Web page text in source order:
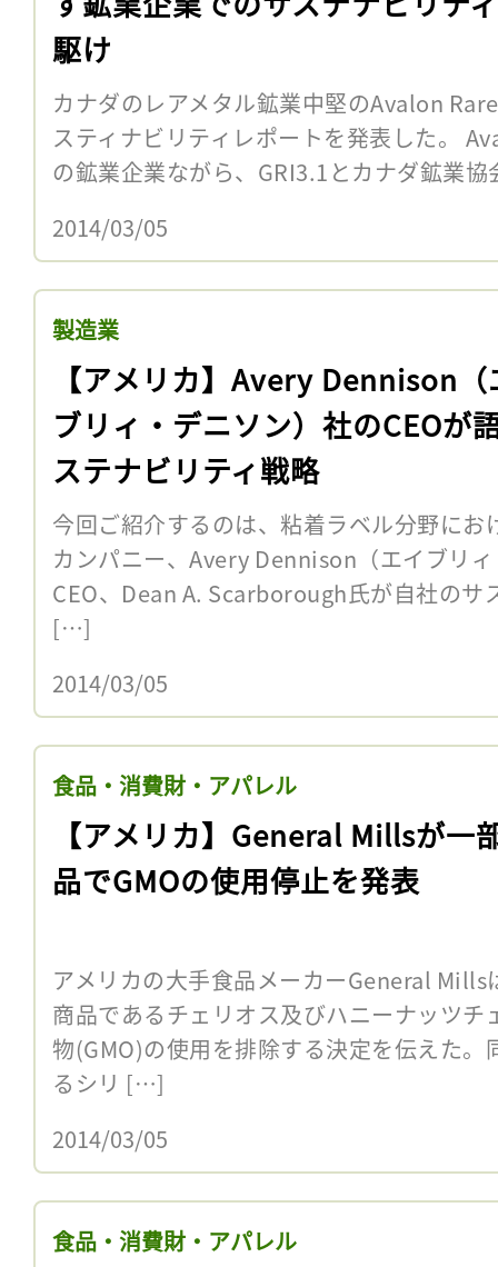
駆け
カナダのレアメタル鉱業中堅のAvalon
スティナビリティレポートを発表した。
の鉱業企業ながら、GRI3.1とカナダ鉱業
2014/03/05
製造業
【アメリカ】Avery Dennison（
ブリィ・デニソン）社のCEOが
ステナビリティ戦略
今回ご紹介するのは、粘着ラベル分野にお
カンパニー、Avery Dennison（エイブリ
CEO、Dean A. Scarborough氏が自社のサ
[…]
2014/03/05
食品・消費財・アパレル
【アメリカ】General Millsが一
品でGMOの使用停止を発表
アメリカの大手食品メーカーGeneral Mills
商品であるチェリオス及びハニーナッツ
物(GMO)の使用を排除する決定を伝えた
るシリ […]
2014/03/05
食品・消費財・アパレル